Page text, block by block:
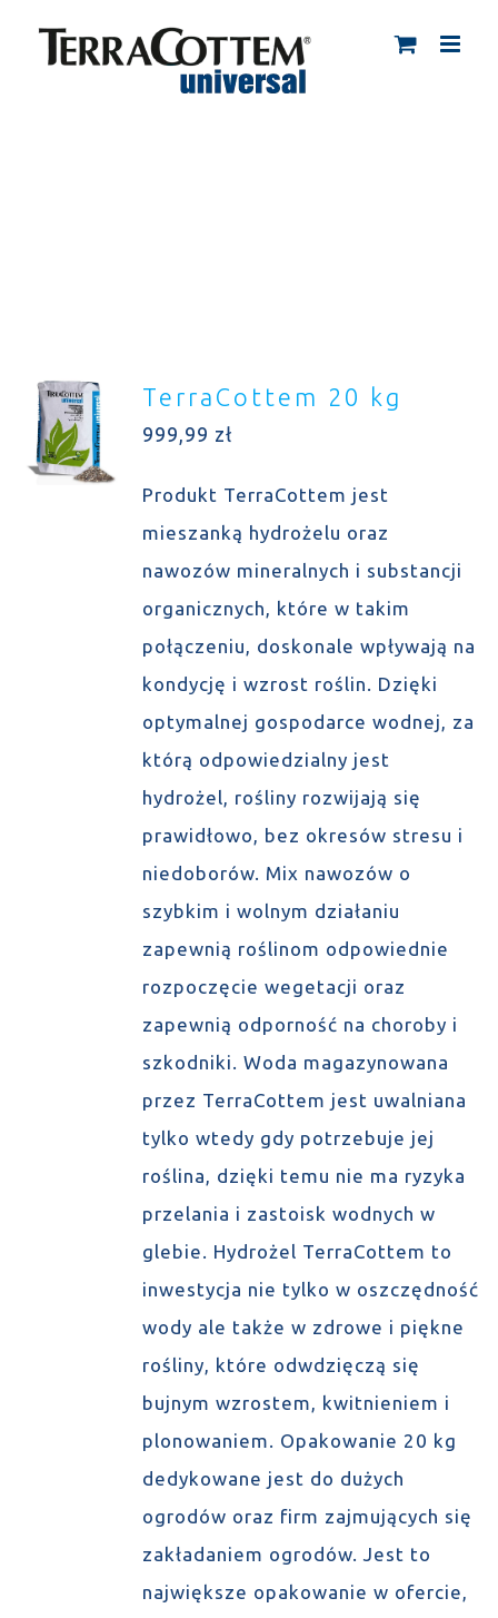
TerraCottem 20 kg
999,99 zł
Produkt TerraCottem jest
mieszanką hydrożelu oraz
nawozów mineralnych i substancji
organicznych, które w takim
połączeniu, doskonale wpływają na
kondycję i wzrost roślin. Dzięki
optymalnej gospodarce wodnej, za
którą odpowiedzialny jest
hydrożel, rośliny rozwijają się
prawidłowo, bez okresów stresu i
niedoborów. Mix nawozów o
szybkim i wolnym działaniu
zapewnią roślinom odpowiednie
rozpoczęcie wegetacji oraz
zapewnią odporność na choroby i
szkodniki. Woda magazynowana
przez TerraCottem jest uwalniana
tylko wtedy gdy potrzebuje jej
roślina, dzięki temu nie ma ryzyka
przelania i zastoisk wodnych w
glebie. Hydrożel TerraCottem to
inwestycja nie tylko w oszczędność
wody ale także w zdrowe i piękne
rośliny, które odwdzięczą się
bujnym wzrostem, kwitnieniem i
plonowaniem. Opakowanie 20 kg
dedykowane jest do dużych
ogrodów oraz firm zajmujących się
zakładaniem ogrodów. Jest to
największe opakowanie w ofercie,